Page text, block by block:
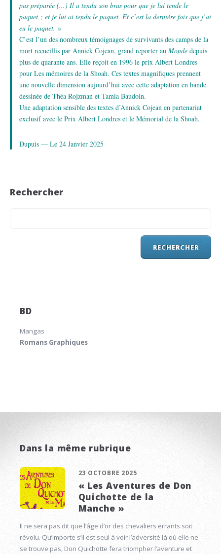
pas préparée (...) Il a tendu son bras pour que je lui tende le
paquet ; et je lui ai tendu le paquet. Et c’est la dernière fois que j’ai
eu le paquet. »
C’est l’un des nombreux témoignages de survivants des camps de la
mort recueillis par Annick Cojean, grand reporter au Monde depuis
plus de quarante ans. Elle reçoit en 1996 le prix Albert Londres
pour Les mémoires de la Shoah. Ces textes magnifiques prennent
une nouvelle dimension aujourd’hui avec cette adaptation en bande
dessinée de Théa Rojzman et Tamia Baudoin.
Une adaptation sensible des textes d’Annick Cojean en partenariat
exclusif avec le Prix Albert Londres et le Mémorial de la Shoah.
Dupuis — Le 24 Janvier 2025
Rechercher
BD
Mangas
Romans Graphiques
Dans la même rubrique
23 OCTOBRE 2025
« Les Aventures de Don
Quichotte de la
Manche »
Il ne sera pas dit que l’âge d’or des chevaliers errants soit
révolu. Qu’importe s’il est seul à voir l’adversité là où elle ne
se trouve pas, Don Quichotte fera triompher l’aventure et